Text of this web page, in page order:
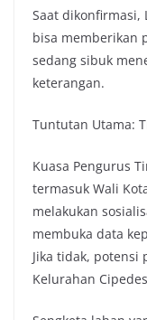
Saat dikonfirmasi,
bisa memberikan
sedang sibuk
keterangan.
Tuntutan Utama:
Kuasa Pengurus
termasuk Wali
melakukan
membuka data
Jika tidak, potensi
Kelurahan